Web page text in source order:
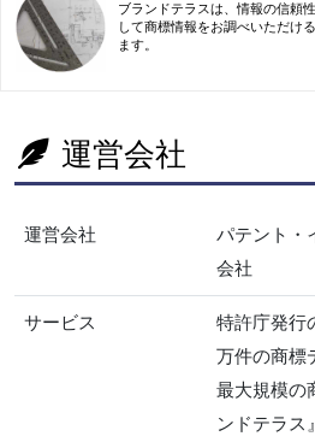
ブランドテラスは、情報の信頼
して商標情報をお調べいただけ
ます。
運営会社
運営会社
パテント・
会社
サービス
特許庁発行
万件の商標
最大規模の
ンドテラス